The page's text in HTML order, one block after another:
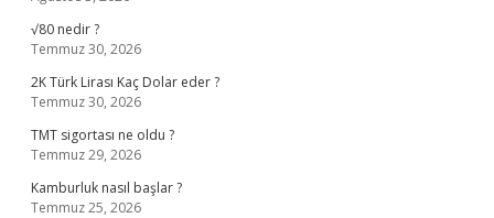
√80 nedir ?
Temmuz 30, 2026
2K Türk Lirası Kaç Dolar eder ?
Temmuz 30, 2026
TMT sigortası ne oldu ?
Temmuz 29, 2026
Kamburluk nasıl başlar ?
Temmuz 25, 2026